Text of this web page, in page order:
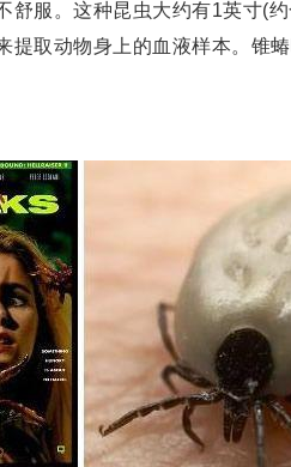
舒服。这种昆虫大约有1英寸(
提取动物身上的血液样本。锥